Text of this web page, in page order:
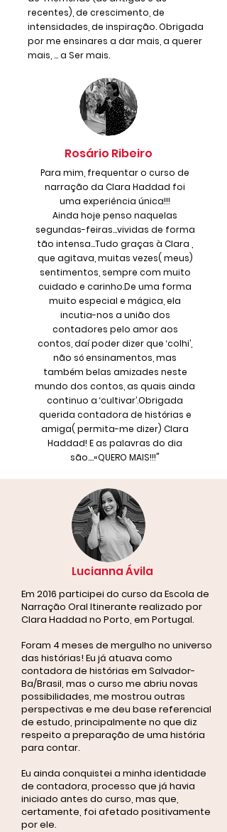
recentes), de crescimento, de
intensidades, de inspiração. Obrigada
por me ensinares a dar mais, a querer
mais, … a Ser mais.
Rosário Ribeiro
Para mim, frequentar o curso de
narração da Clara Haddad foi
uma experiência única!!!
Ainda hoje penso naquelas
segundas-feiras...vividas de forma
tão intensa...Tudo graças à Clara ,
que agitava, muitas vezes( meus)
sentimentos, sempre com muito
cuidado e carinho.De uma forma
muito especial e mágica, ela
incutia-nos a união dos
contadores pelo amor aos
contos, daí poder dizer que ‘colhi’,
não só ensinamentos, mas
também belas amizades neste
mundo dos contos, as quais ainda
continuo a ‘cultivar’.Obrigada
querida contadora de histórias e
amiga( permita-me dizer) Clara
Haddad! E as palavras do dia
são....«QUERO MAIS!!!"
Em 2016 participei do curso da Escola de
Narração Oral Itinerante realizado por
Clara Haddad no Porto, em Portugal.
Foram 4 meses de mergulho no universo
das histórias! Eu já atuava como
contadora de histórias em Salvador-
Ba/Brasil, mas o curso me abriu novas
possibilidades, me mostrou outras
perspectivas e me deu base referencial
de estudo, principalmente no que diz
respeito a preparação de uma história
para contar.
Eu ainda conquistei a minha identidade
de contadora, processo que já havia
iniciado antes do curso, mas que,
certamente, foi afetado positivamente
por ele.
Lucianna Ávila